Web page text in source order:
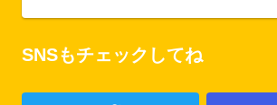
SNSもチェックしてね